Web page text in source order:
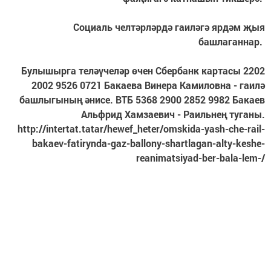
Социаль челтәрләрдә гаиләгә ярдәм җыя
башлаганнар.
Булышырга теләүчеләр өчен Сбербанк картасы 2202
2002 9526 0721 Бакаева Винера Камиловна - гаилә
башлыгының әнисе. ВТБ 5368 2900 2852 9982 Бакаев
Альфрид Хамзаевич - Раильнең туганы.
http://intertat.tatar/hewef_heter/omskida-yash-che-rail-
bakaev-fatirynda-gaz-ballony-shartlagan-alty-keshe-
reanimatsiyad-ber-bala-lem-/